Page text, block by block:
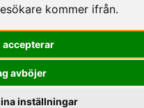
kommer ifrån.
accepterar
avböjer
inställningar
& Kopplingar
/
/ 1 anslutning